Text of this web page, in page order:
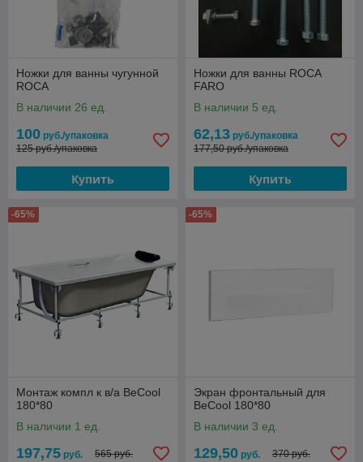
Ножки для ванны чугунной
ROCA
В наличии 26 ед.
100 руб./упаковка
125 руб./упаковка
Купить
Ножки для ванны ROCA
FARO
В наличии 5 ед.
62,13 руб./упаковка
177,50 руб./упаковка
Купить
-65%
Монтаж компл к в/а BeCool
180*80
В наличии 1 ед.
197,75 руб. 565 руб.
-65%
Экран фронтальный для
BeCool 180*80
В наличии 3 ед.
129,50 руб. 370 руб.